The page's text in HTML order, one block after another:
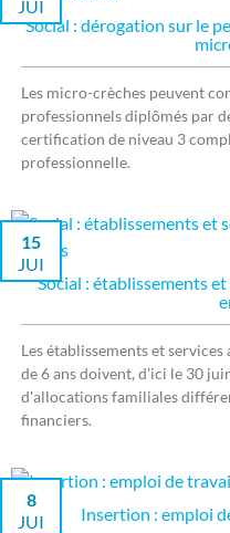
Social : dérogation sur le
JUI
Les micro-crèches peuvent
professionnels diplômés par
certification de niveau 3
professionnelle.
Social : établissements
15
JUI
Les établissements et
de 6 ans doivent, d'ici le 30
d'allocations familiales
financiers.
Insertion : emploi
8
JUI